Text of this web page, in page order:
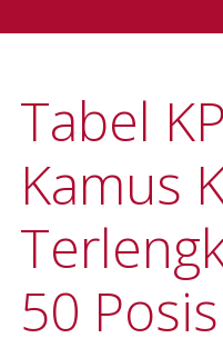
Tabel
Kamus
50